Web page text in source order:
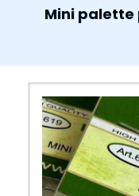
Mini palette